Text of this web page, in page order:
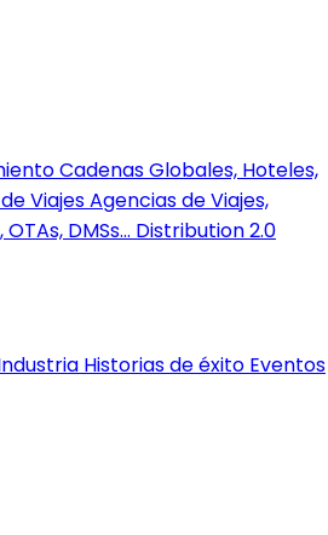
Cadenas Globales, Hoteles,
ViajesAgencias de Viajes,
DMSs... Distribution 2.0
Historias de éxito Eventos